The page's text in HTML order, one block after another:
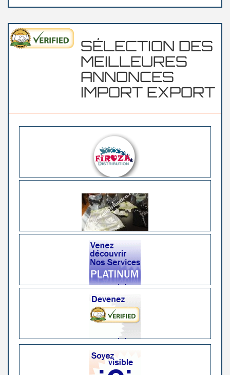
SÉLECTION DES
MEILLEURES
ANNONCES
IMPORT EXPORT